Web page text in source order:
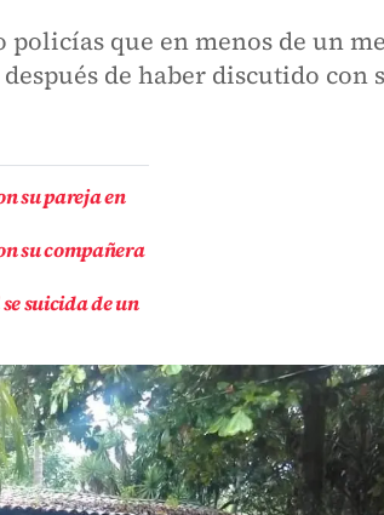
policías que en menos de un
de haber discutido con
su pareja en
su compañera
suicida de un